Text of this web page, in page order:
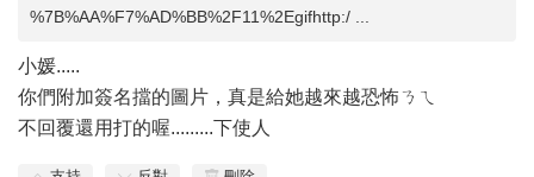
%7B%AA%F7%AD%BB%2F11%2Egifhttp:/ ...
小媛.....
你們附加簽名擋的圖片，真是給她越來越恐怖ㄋㄟ
不回覆還用打的喔.........下使人